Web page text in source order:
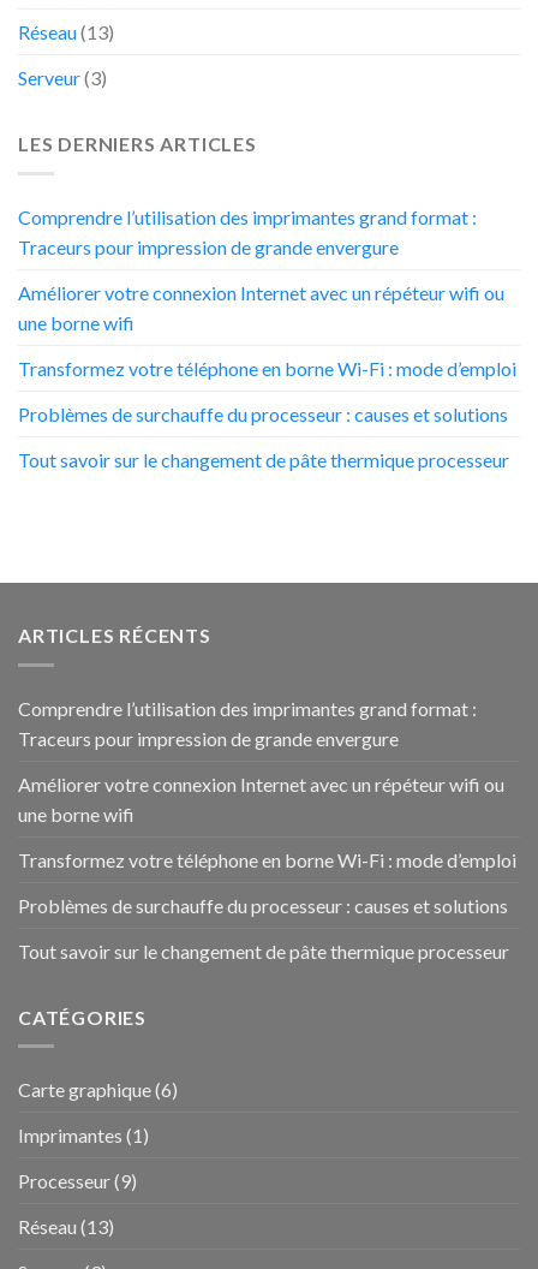
Réseau(13)
Serveur(3)
LES DERNIERS ARTICLES
Comprendre l’utilisation des imprimantes grand format :
Traceurs pour impression de grande envergure
Améliorer votre connexion Internet avec un répéteur wifi ou
une borne wifi
Transformez votre téléphone en borne Wi-Fi : mode d’emploi
Problèmes de surchauffe du processeur : causes et solutions
Tout savoir sur le changement de pâte thermique processeur
ARTICLES RÉCENTS
Comprendre l’utilisation des imprimantes grand format :
Traceurs pour impression de grande envergure
Améliorer votre connexion Internet avec un répéteur wifi ou
une borne wifi
Transformez votre téléphone en borne Wi-Fi : mode d’emploi
Problèmes de surchauffe du processeur : causes et solutions
Tout savoir sur le changement de pâte thermique processeur
CATÉGORIES
Carte graphique(6)
Imprimantes (1)
Processeur(9)
Réseau (13)